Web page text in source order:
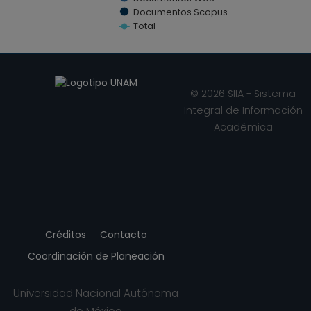
Documentos Scopus
Total
End of interactive chart.
Créditos
Contacto
Coordinación de Planeación
Universidad Nacional Autónoma
© 2026 SIIA - Sistema
Integral de Información
Académica